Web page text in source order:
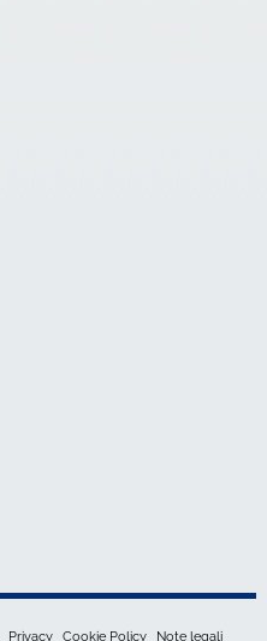
Privacy Cookie Policy Note legali